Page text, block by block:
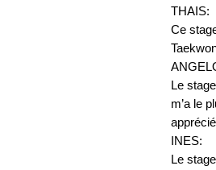
THAIS:
Ce
Le
m’a le
INES:
Le